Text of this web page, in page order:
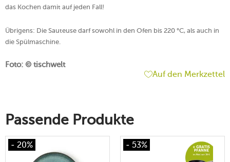
das Kochen damit auf jeden Fall!
Übrigens: Die Sauteuse darf sowohl in den Ofen bis 220 °C, als auch in
die Spülmaschine.
Foto: © tischwelt
Auf den Merkzettel
Passende Produkte
- 20% - 53%